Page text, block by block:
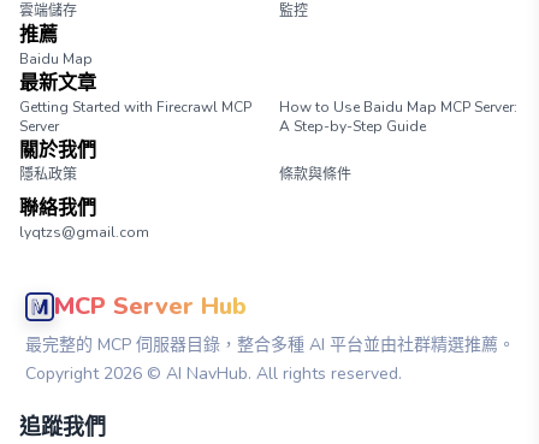
雲端儲存
監控
推薦
Baidu Map
最新文章
Getting Started with Firecrawl MCP
Server
How to Use Baidu Map MCP Server:
A Step-by-Step Guide
關於我們
隱私政策 條款與條件
聯絡我們
lyqtzs@gmail.com
MCP Server Hub
最完整的 MCP 伺服器目錄，整合多種 AI 平台並由社群精選推薦。
Copyright 2026© AI NavHub. All rights reserved.
追蹤我們